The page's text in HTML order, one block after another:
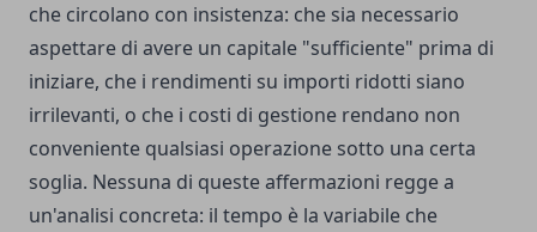
che circolano con insistenza: che sia necessario
aspettare di avere un capitale "sufficiente" prima di
iniziare, che i rendimenti su importi ridotti siano
irrilevanti, o che i costi di gestione rendano non
conveniente qualsiasi operazione sotto una certa
soglia. Nessuna di queste affermazioni regge a
un'analisi concreta: il tempo è la variabile che